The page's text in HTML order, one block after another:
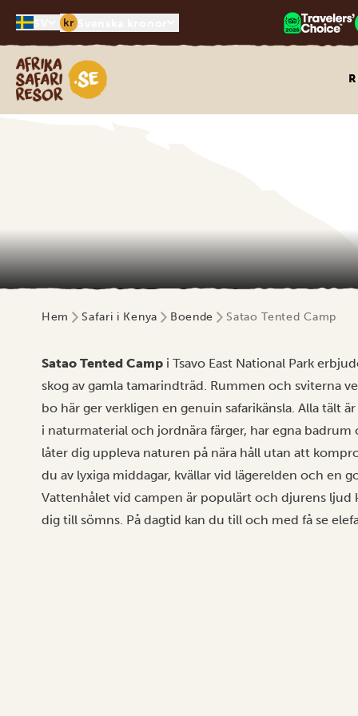
kr
Safari-resor i Afrika
Hem Safari i Kenya Boende Satao Tented Camp
Satao Tented Camp i Tsavo East National Park
skog av gamla tamarindträd. Rummen och sviterna
bo här ger verkligen en genuin safarikänsla. Alla tält
i naturmaterial och jordnära färger, har egna
låter dig uppleva naturen på nära håll utan att
du av lyxiga middagar, kvällar vid lägerelden och en
Vattenhålet vid campen är populärt och djurens ljud
dig till sömns. På dagtid kan du till och med få se